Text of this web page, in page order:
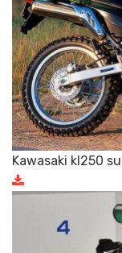
Kawasaki kl250